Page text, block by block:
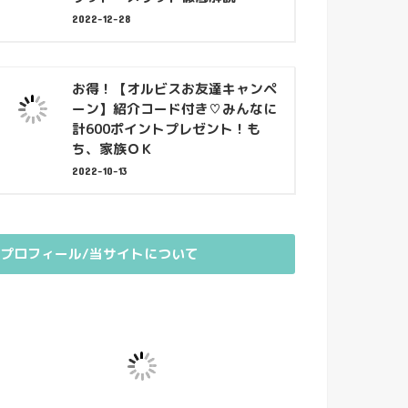
2022-12-28
お得！【オルビスお友達キャンペ
ーン】紹介コード付き♡みんなに
計600ポイントプレゼント！も
ち、家族ＯＫ
2022-10-13
プロフィール/当サイトについて